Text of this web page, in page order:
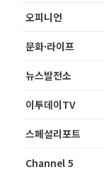
오피니언
문화·라이프
뉴스발전소
이투데이TV
스페셜리포트
Channel 5